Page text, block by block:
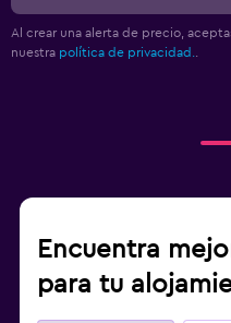
Al crear una alerta de precio,
nuestra política de privacidad.
Encuentra
para tu